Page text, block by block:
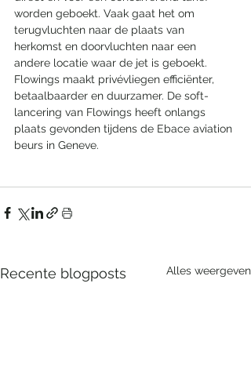
worden geboekt. Vaak gaat het om
terugvluchten naar de plaats van
herkomst en doorvluchten naar een
andere locatie waar de jet is geboekt.
Flowings maakt privévliegen efficiënter,
betaalbaarder en duurzamer. De soft-
lancering van Flowings heeft onlangs
plaats gevonden tijdens de Ebace aviation
beurs in Geneve.
Recente blogposts Alles weergeven